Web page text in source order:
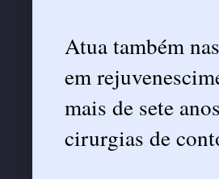
Atua também
em
mais de sete
cirurgias de